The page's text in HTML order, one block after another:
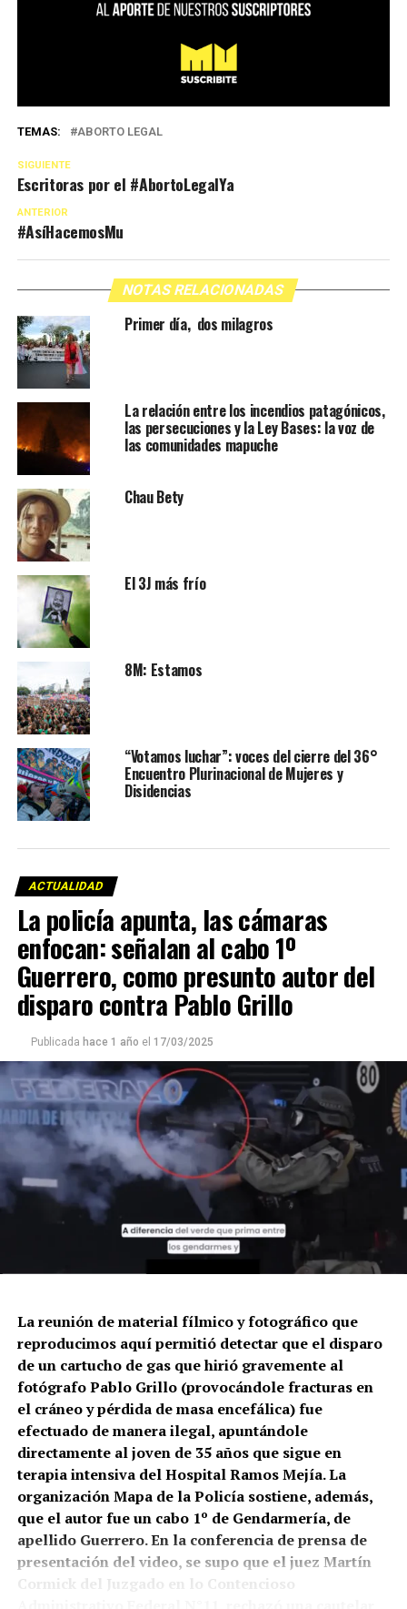
TEMAS: ABORTO LEGAL
SIGUIENTE
Escritoras por el #AbortoLegalYa
ANTERIOR
#AsíHacemosMu
NOTAS RELACIONADAS
Primer día, dos milagros
La relación entre los incendios patagónicos,
las persecuciones y la Ley Bases: la voz de
las comunidades mapuche
Chau Bety
El 3J más frío
8M: Estamos
“Votamos luchar”: voces del cierre del 36°
Encuentro Plurinacional de Mujeres y
Disidencias
ACTUALIDAD
La policía apunta, las cámaras
enfocan: señalan al cabo 1º
Guerrero, como presunto autor del
disparo contra Pablo Grillo
Publicada hace 1 año el 17/03/2025
La reunión de material fílmico y fotográfico que
reproducimos aquí permitió detectar que el disparo
de un cartucho de gas que hirió gravemente al
fotógrafo Pablo Grillo (provocándole fracturas en
el cráneo y pérdida de masa encefálica) fue
efectuado de manera ilegal, apuntándole
directamente al joven de 35 años que sigue en
terapia intensiva del Hospital Ramos Mejía. La
organización Mapa de la Policía sostiene, además,
que el autor fue un cabo 1º de Gendarmería, de
apellido Guerrero. En la conferencia de prensa de
presentación del video, se supo que el juez Martín
Cormick del Juzgado en lo Contencioso